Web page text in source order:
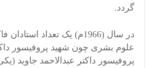
گردد.
در سال (1966م) یک تعداد
علوم بشری چون شهید پروفیسور
پروفیسور داکتر عبدالاحمد جاوید